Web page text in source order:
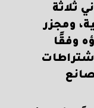
ثلاثة
ومجزر
وفقًا